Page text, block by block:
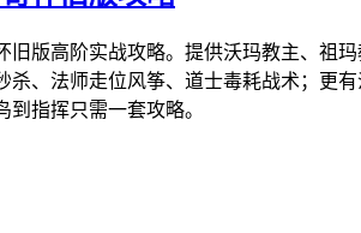
旧版高阶实战攻略。提供沃玛教主、祖
杀、法师走位风筝、道士毒耗战术；更
到指挥只需一套攻略。